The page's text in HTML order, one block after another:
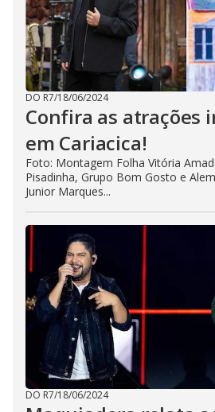
DO R7/18/06/2024
Confira as atrações
em Cariacica!
Foto: Montagem Folha Vitória
Pisadinha, Grupo Bom Gosto e
Junior Marques...
DO R7/18/06/2024